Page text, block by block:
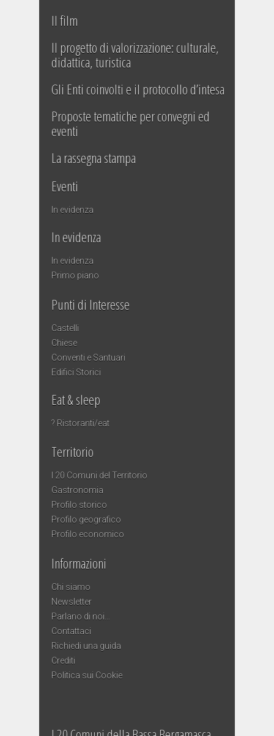
Il film
Il progetto di valorizzazione: culturale,
didattica, turistica
Gli Enti coinvolti e il protocollo d’intesa
Proposte tematiche per convegni ed
eventi
La rassegna stampa
Eventi
In evidenza
In evidenza
In evidenza
Primo piano
Punti di Interesse
Castelli
Chiese
Conventi e Santuari
Edifici Storici
Eat & sleep
? Ristoranti/eat
Territorio
I 20 Comuni del Territorio
Gastronomia
Profilo storico
Profilo geografico
Profilo economico
Informazioni
Chi siamo
Newsletter
Parlano di noi…
Contattaci
Richiedi una guida
Crediti
Politica sui Cookie